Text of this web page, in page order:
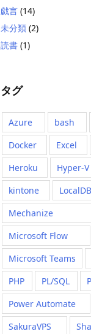
戯言 (14)
未分類 (2)
読書 (1)
タグ
Azure bash
Docker
Excel
Heroku
Hyper-V
kintone
LocalDB
Mechanize
Microsoft Flow
Microsoft Teams
PHP
PL/SQL
Power Automate
SakuraVPS